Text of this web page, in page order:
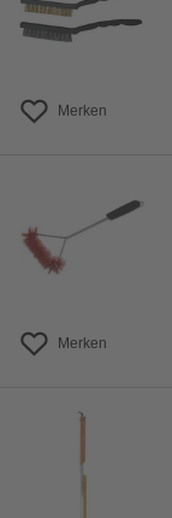
Merken
Merken